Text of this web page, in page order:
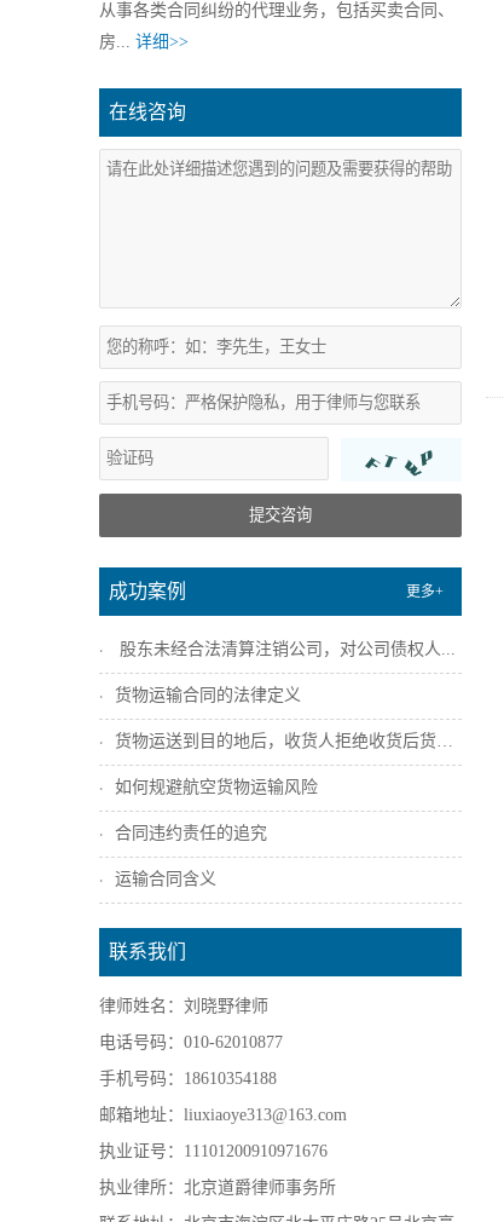
从事各类合同纠纷的代理业务，包括买卖合同、
房... 详细>>
在线咨询
提交咨询
成功案例 更多+
股东未经合法清算注销公司，对公司债权人...
货物运输合同的法律定义
货物运送到目的地后，收货人拒绝收货后货主...
如何规避航空货物运输风险
合同违约责任的追究
运输合同含义
联系我们
律师姓名：刘晓野律师
电话号码：010-62010877
手机号码：18610354188
邮箱地址：liuxiaoye313@163.com
执业证号：11101200910971676
执业律所：北京道爵律师事务所